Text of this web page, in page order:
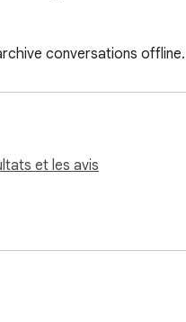
conversations
your active
strip AI
on final answers.
locally in your browser to
et les avis